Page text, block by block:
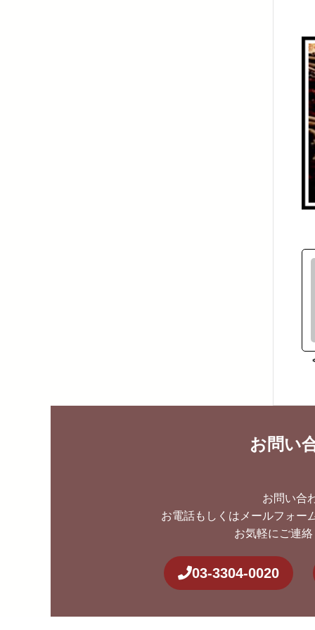
お問い
お問い合
お電話もしくはメールフォー
お気軽にご連
03-3304-0020